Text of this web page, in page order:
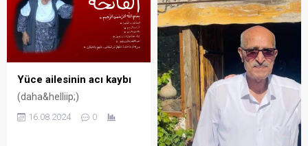
Yüce ailesinin acı kaybı
(daha&helliip;)
16.08.2024 0